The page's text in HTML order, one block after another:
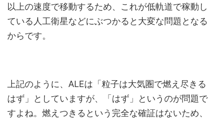
以上の速度で移動するため、これが低軌道で稼動し
ている人工衛星などにぶつかると大変な問題となる
からです。
上記のように、ALEは「粒子は大気圏で燃え尽きる
はず」としていますが、「はず」というのが問題で
すよね。燃えつきるという完全な確証はないため、